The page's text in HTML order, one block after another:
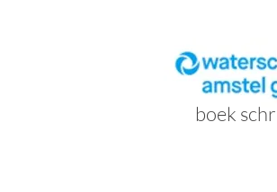
boek